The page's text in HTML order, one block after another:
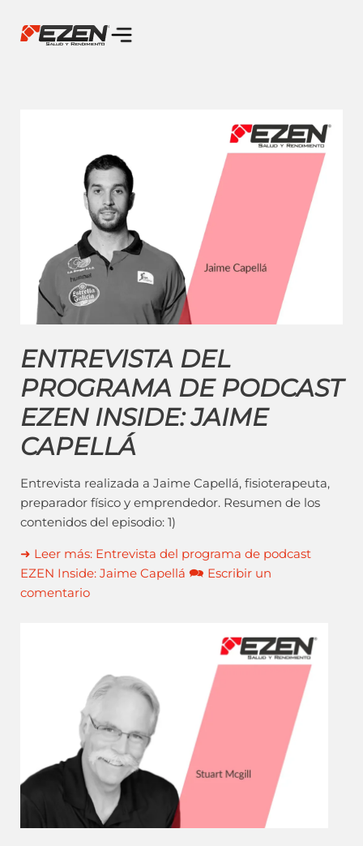
ENTREVISTA DEL
PROGRAMA DE PODCAST
EZEN INSIDE: JAIME
CAPELLÁ
Entrevista realizada a Jaime Capellá, fisioterapeuta,
preparador físico y emprendedor. Resumen de los
contenidos del episodio: 1)
➜ Leer más: Entrevista del programa de podcast
EZEN Inside: Jaime Capellá 🗪 Escribir un
comentario